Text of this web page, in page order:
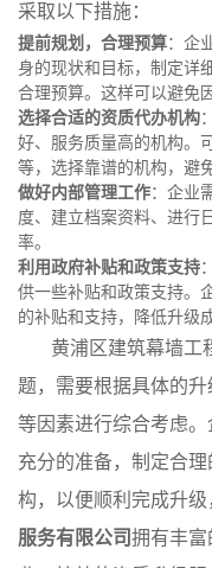
采取以下措施：
提前规划，合理预算：企
身的现状和目标，制定详
合理预算。这样可以避免
选择合适的资质代办机构
好、服务质量高的机构。
等，选择靠谱的机构，避
做好内部管理工作：企业
度、建立档案资料、进行
率。
利用政府补贴和政策支持
供一些补贴和政策支持。
的补贴和支持，降低升级
黄浦区建筑幕墙工
题，需要根据具体的
等因素进行综合考虑
充分的准备，制定合
构，以便顺利完成升级
服务有限公司拥有丰富